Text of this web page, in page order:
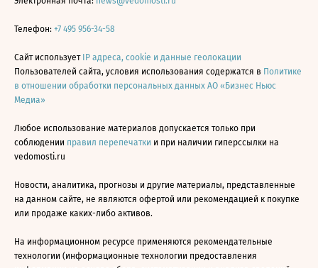
Телефон: +7 495 956-34-58
Сайт использует IP адреса, cookie и данные геолокации
Пользователей сайта, условия использования содержатся в Политике
в отношении обработки персональных данных АО «Бизнес Ньюс
Медиа»
Любое использование материалов допускается только при
соблюдении правил перепечатки и при наличии гиперссылки на
vedomosti.ru
Новости, аналитика, прогнозы и другие материалы, представленные
на данном сайте, не являются офертой или рекомендацией к покупке
или продаже каких-либо активов.
На информационном ресурсе применяются рекомендательные
технологии (информационные технологии предоставления